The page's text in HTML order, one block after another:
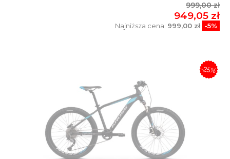
999,00 zł
949,05 zł
Najniższa cena: 999,00 zł -5%
-25%